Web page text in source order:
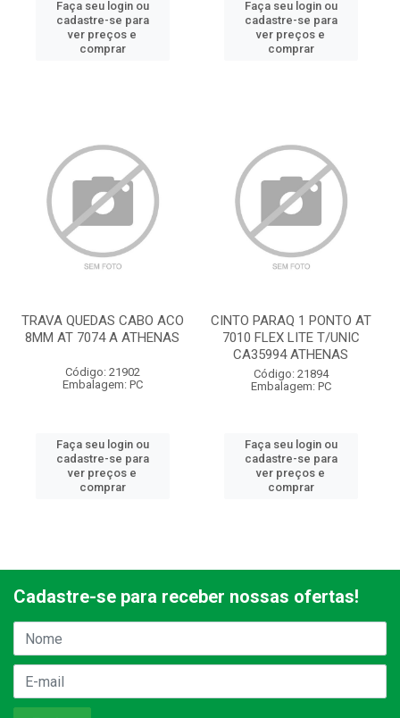
Faça seu login ou
cadastre-se para
ver preços e
comprar
Faça seu login ou
cadastre-se para
ver preços e
comprar
TRAVA QUEDAS CABO ACO
8MM AT 7074 A ATHENAS
Código: 21902
Embalagem: PC
Faça seu login ou
cadastre-se para
ver preços e
comprar
CINTO PARAQ 1 PONTO AT
7010 FLEX LITE T/UNIC
CA35994 ATHENAS
Código: 21894
Embalagem: PC
Faça seu login ou
cadastre-se para
ver preços e
comprar
Cadastre-se para receber nossas ofertas!